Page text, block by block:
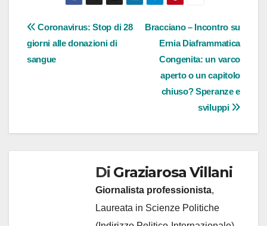
Navigazione
articoli
Bracciano – Incontro su
Ernia Diaframmatica
Congenita: un varco
aperto o un capitolo
chiuso? Speranze e
sviluppi
Coronavirus: Stop di 28
giorni alle donazioni di
sangue
Di Graziarosa Villani
Giornalista professionista,
Laureata in Scienze Politiche